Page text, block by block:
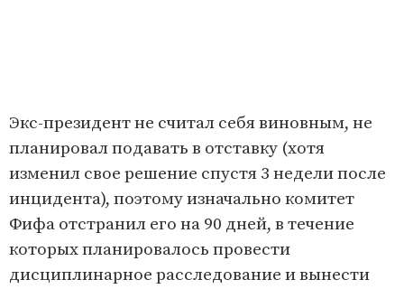
Экс-президент не считал себя виновным, не
планировал подавать в отставку (хотя
изменил свое решение спустя 3 недели после
инцидента), поэтому изначально комитет
Фифа отстранил его на 90 дней, в течение
которых планировалось провести
дисциплинарное расследование и вынести